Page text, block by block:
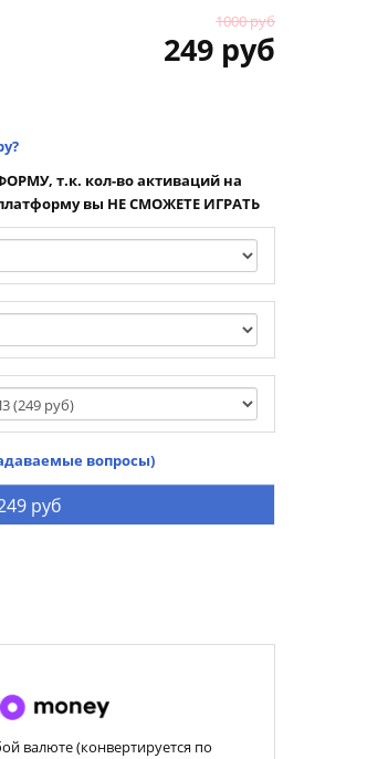
1000 руб
249 руб
т.к. кол-во активаций на
вы НЕ СМОЖЕТЕ ИГРАТЬ
вопросы)
руб
валюте (конвертируется по